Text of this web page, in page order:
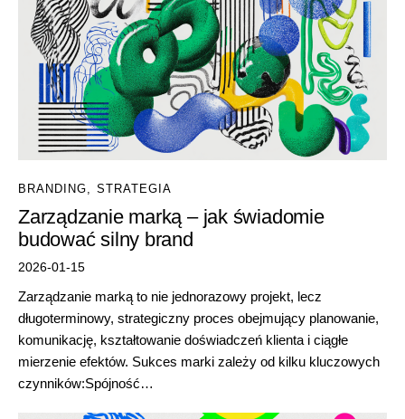
BRANDING STRATEGIA
Zarządzanie marką – jak świadomie
budować silny brand
2026-01-15
Zarządzanie marką to nie jednorazowy projekt, lecz
długoterminowy, strategiczny proces obejmujący planowanie,
komunikację, kształtowanie doświadczeń klienta i ciągłe
mierzenie efektów. Sukces marki zależy od kilku kluczowych
czynników:Spójność…